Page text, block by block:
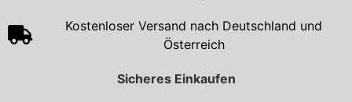
Kostenloser Versand nach Deutschland und
Österreich
Sicheres Einkaufen